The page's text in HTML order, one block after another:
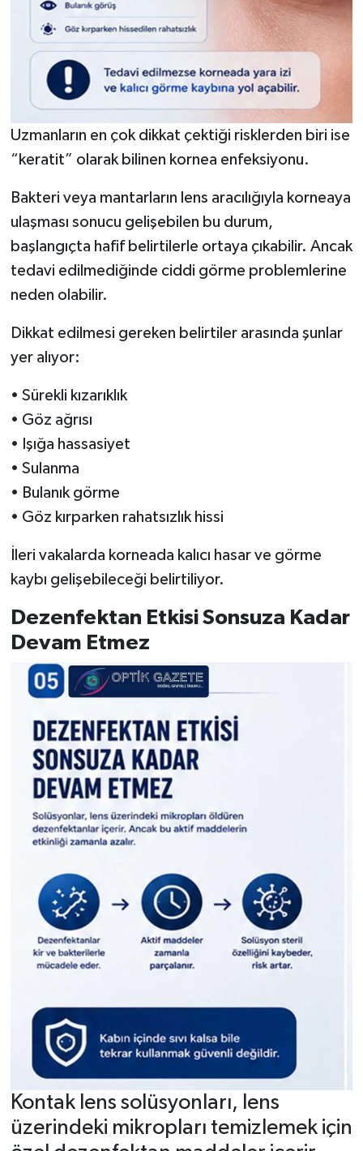
Uzmanların en çok dikkat çektiği risklerden biri ise
“keratit” olarak bilinen kornea enfeksiyonu.
Bakteri veya mantarların lens aracılığıyla korneaya
ulaşması sonucu gelişebilen bu durum,
başlangıçta hafif belirtilerle ortaya çıkabilir. Ancak
tedavi edilmediğinde ciddi görme problemlerine
neden olabilir.
Dikkat edilmesi gereken belirtiler arasında şunlar
yer alıyor:
• Sürekli kızarıklık
• Göz ağrısı
• Işığa hassasiyet
• Sulanma
• Bulanık görme
• Göz kırparken rahatsızlık hissi
İleri vakalarda korneada kalıcı hasar ve görme
kaybı gelişebileceği belirtiliyor.
Dezenfektan Etkisi Sonsuza Kadar
Devam Etmez
Kontak lens solüsyonları, lens
üzerindeki mikropları temizlemek için